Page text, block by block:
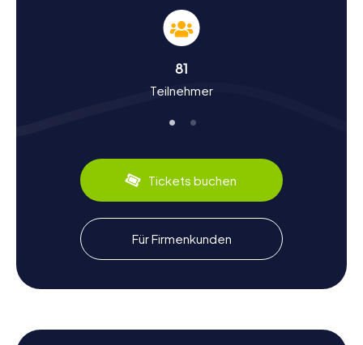
Geschichte und Kultur erleben bei der
Schnitzeljagd in Bohumín
1256 zurückreicht. Während eurer Schnitzeljagd in
Bohumín erfahrt ihr mehr über die historische Entwicklung
Eisenbahnknotenpunkt war. Die Stadt war Schauplatz
Jahrhunderte mehrmals die Zugehörigkeit zwischen
verschiedenen Staaten. Wusstet ihr, dass Bohumín einst
unter habsburgischer Herrschaft stand und später an die
Tschechoslowakei fiel? Diese und viele weitere
interessante Fakten über die Stadtgeschichte und die
Kultur erwarten euch bei eurer Entdeckungstour.
Vergesst nicht, die lokale Küche zu probieren, wie zum
Beispiel die deftigen schlesischen Spezialitäten, die euch
einen kulinarischen Einblick in die Region geben.
der Schnitzeljagd in Bohumín
81
Teilnehmer
Tickets buchen
Für Firmenkunden